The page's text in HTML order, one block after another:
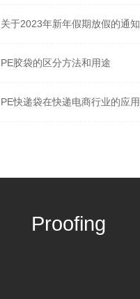
关于2023年新年假期放假的通知
PE胶袋的区分方法和用途
PE快递袋在快递电商行业的应用
Proofing